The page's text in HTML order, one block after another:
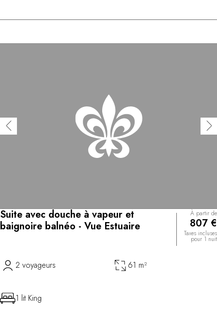
Suite avec douche à vapeur et
baignoire balnéo - Vue Estuaire
À partir de
807 €
Taxes incluses
pour 1 nuit
2 voyageurs 61 m²
1 lit King